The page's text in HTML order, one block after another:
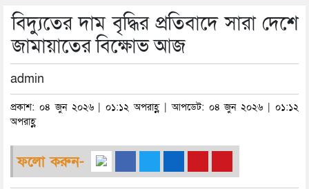
বিদ্যুতের দাম বৃদ্ধির প্রতিবাদে সারা দেশে
জামায়াতের বিক্ষোভ আজ
admin
প্রকাশ: ০৪ জুন ২০২৬ | ০১:১২ অপরাহ্ণ | আপডেট: ০৪ জুন ২০২৬ | ০১:১২
অপরাহ্ণ
ফলো করুন-